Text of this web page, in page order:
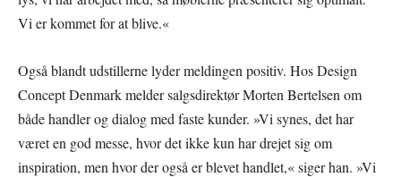
Vi er kommet for at blive.«
Også blandt udstillerne lyder meldingen positiv. Hos Design
Concept Denmark melder salgsdirektør Morten Bertelsen om
både handler og dialog med faste kunder. »Vi synes, det har
været en god messe, hvor det ikke kun har drejet sig om
inspiration, men hvor der også er blevet handlet,« siger han. »Vi